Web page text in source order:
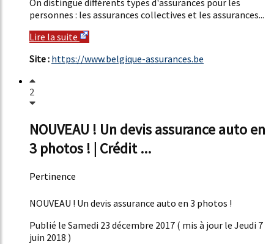
personnes : les assurances collectives et les assurances...
Lire la suite
Site : https://www.belgique-assurances.be
2
NOUVEAU ! Un devis assurance auto en
3 photos ! | Crédit ...
Pertinence
NOUVEAU ! Un devis assurance auto en 3 photos !
Publié le Samedi 23 décembre 2017 ( mis à jour le Jeudi 7
juin 2018 )